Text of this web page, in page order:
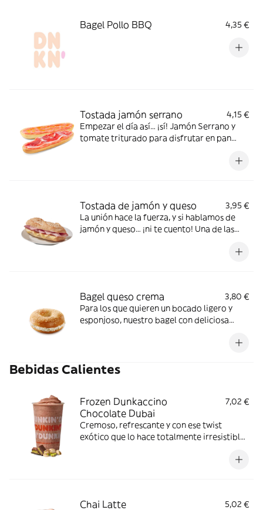
Bagel Pollo BBQ 4,35 €
Tostada jamón serrano
4,15 €
Empezar el día así… ¡sí! Jamón Serrano y
tomate triturado para disfrutar en pan
Tostada de jamón y queso
3,95 €
La unión hace la fuerza, y si hablamos de
jamón y queso… ¡ni te cuento! Una de las
Bagel queso crema
3,80 €
Para los que quieren un bocado ligero y
esponjoso, nuestro bagel con deliciosa
Bebidas Calientes
Frozen Dunkaccino
Chocolate Dubai
7,02 €
Cremoso, refrescante y con ese twist
exótico que lo hace totalmente irresistible.
Chai Latte
5,02 €